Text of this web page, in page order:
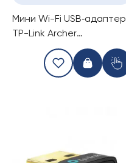
Мини Wi-Fi USB‑адаптер
TP-Link Archer
T3U/AC1300